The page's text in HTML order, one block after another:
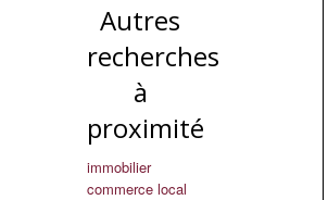
Autres
recherches
à
proximité
immobilier
commerce local